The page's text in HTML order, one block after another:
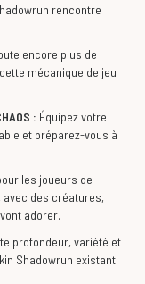
rencontre
encore plus de
mécanique de jeu
: Équipez votre
et préparez-vous à
les joueurs de
avec des créatures,
adorer.
profondeur, variété et
Shadowrun existant.